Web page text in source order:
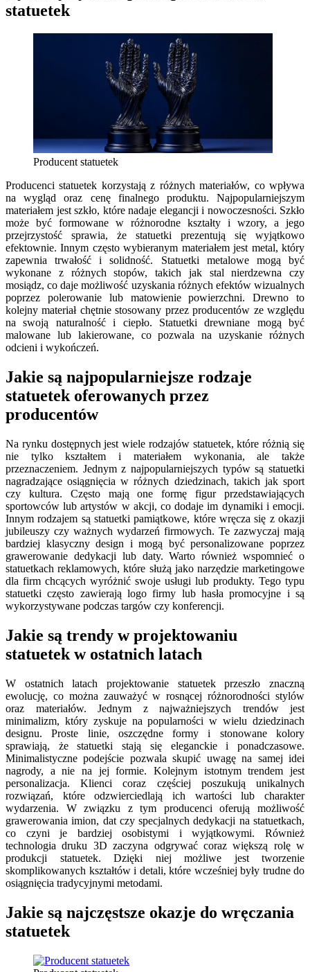
statuetek
Producent statuetek
Producenci statuetek korzystają z różnych materiałów, co wpływa
na wygląd oraz cenę finalnego produktu. Najpopularniejszym
materiałem jest szkło, które nadaje elegancji i nowoczesności. Szkło
może być formowane w różnorodne kształty i wzory, a jego
przejrzystość sprawia, że statuetki prezentują się wyjątkowo
efektownie. Innym często wybieranym materiałem jest metal, który
zapewnia trwałość i solidność. Statuetki metalowe mogą być
wykonane z różnych stopów, takich jak stal nierdzewna czy
mosiądz, co daje możliwość uzyskania różnych efektów wizualnych
poprzez polerowanie lub matowienie powierzchni. Drewno to
kolejny materiał chętnie stosowany przez producentów ze względu
na swoją naturalność i ciepło. Statuetki drewniane mogą być
malowane lub lakierowane, co pozwala na uzyskanie różnych
odcieni i wykończeń.
Jakie są najpopularniejsze rodzaje
statuetek oferowanych przez
producentów
Na rynku dostępnych jest wiele rodzajów statuetek, które różnią się
nie tylko kształtem i materiałem wykonania, ale także
przeznaczeniem. Jednym z najpopularniejszych typów są statuetki
nagradzające osiągnięcia w różnych dziedzinach, takich jak sport
czy kultura. Często mają one formę figur przedstawiających
sportowców lub artystów w akcji, co dodaje im dynamiki i emocji.
Innym rodzajem są statuetki pamiątkowe, które wręcza się z okazji
jubileuszy czy ważnych wydarzeń firmowych. Te zazwyczaj mają
bardziej klasyczny design i mogą być personalizowane poprzez
grawerowanie dedykacji lub daty. Warto również wspomnieć o
statuetkach reklamowych, które służą jako narzędzie marketingowe
dla firm chcących wyróżnić swoje usługi lub produkty. Tego typu
statuetki często zawierają logo firmy lub hasła promocyjne i są
wykorzystywane podczas targów czy konferencji.
Jakie są trendy w projektowaniu
statuetek w ostatnich latach
W ostatnich latach projektowanie statuetek przeszło znaczną
ewolucję, co można zauważyć w rosnącej różnorodności stylów
oraz materiałów. Jednym z najważniejszych trendów jest
minimalizm, który zyskuje na popularności w wielu dziedzinach
designu. Proste linie, oszczędne formy i stonowane kolory
sprawiają, że statuetki stają się eleganckie i ponadczasowe.
Minimalistyczne podejście pozwala skupić uwagę na samej idei
nagrody, a nie na jej formie. Kolejnym istotnym trendem jest
personalizacja. Klienci coraz częściej poszukują unikalnych
rozwiązań, które odzwierciedlają ich wartości lub charakter
wydarzenia. W związku z tym producenci oferują możliwość
grawerowania imion, dat czy specjalnych dedykacji na statuetkach,
co czyni je bardziej osobistymi i wyjątkowymi. Również
technologia druku 3D zaczyna odgrywać coraz większą rolę w
produkcji statuetek. Dzięki niej możliwe jest tworzenie
skomplikowanych kształtów i detali, które wcześniej były trudne do
osiągnięcia tradycyjnymi metodami.
Jakie są najczęstsze okazje do wręczania
statuetek